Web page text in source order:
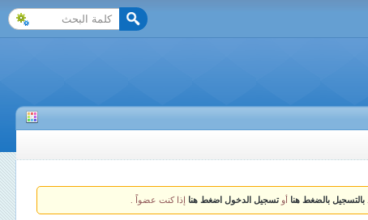
بالتسجيل بالضغط هنا أوتسجيل الدخول اضغط هنا إذا كنت عضواً .